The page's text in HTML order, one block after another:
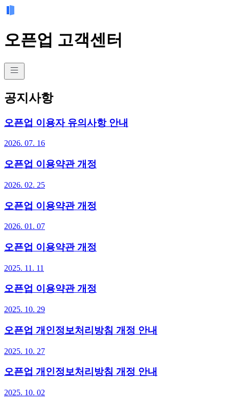
오픈업 고객센터
공지사항
오픈업 이용자 유의사항 안내
2026. 07. 16
오픈업 이용약관 개정
2026. 02. 25
오픈업 이용약관 개정
2026. 01. 07
오픈업 이용약관 개정
2025. 11. 11
오픈업 이용약관 개정
2025. 10. 29
오픈업 개인정보처리방침 개정 안내
2025. 10. 27
오픈업 개인정보처리방침 개정 안내
2025. 10. 02